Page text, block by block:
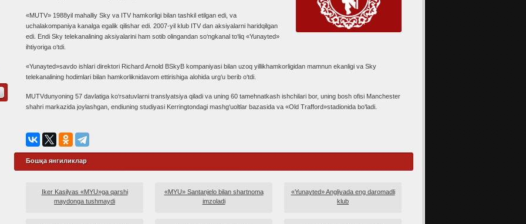
«MUTV» 1988yil mahalliy Sky va ITV hamkorligi bilan tashkil etilgan edi, va
uchalakompaniya kanalga egalik qilishar edi. 2007-yil klub ITV dan aksiyalarni haridqilgan
edi. Endi Sky telekanalining aksiyalarini ham sotib olingandan so‘ngkanal to‘liq «Yunayted»
ihtiyoriga o‘tdi.
«Yunayted»savdo ishlari direktori Richard Arnold BSkyB kompaniyasi bilan uzoq yillikhamkorligidan mamnun ekanligi va Sky
telekanalining hodimlari bilan hamkorliknidavom ettirishiga alohida urg‘u berib o‘tdi.
MUTVdunyoning 57 davlatiga ko‘rsatuvlarni translyatsiya qiladi va uning 60 tamehnatkash ishchilari bor, uning bosh ofisi Manchester
shahri markazida joylashgan, endiuning studiyasi Kerringtondagi mashg‘uoltlar bazasida va «Old Trafford»stadionida bo‘ladi.
Бошқа янгиликлар
Iker Kasilyas «MYU»ga qarshi
maydonga tushmaydi
«MYU» Santanjelo bilan shartnoma
imzoladi
«Yunayted» Angliyada eng daromadli
klub